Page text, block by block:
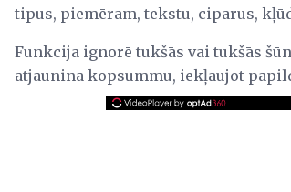
tipus, piemēram, tekstu, ciparus,
Funkcija ignorē tukšās vai tukšās
atjaunina kopsummu, iekļaujot